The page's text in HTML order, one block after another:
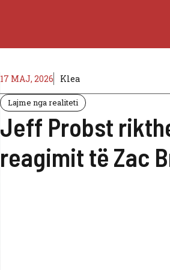
17 MAJ, 2026 Klea
Lajme nga realiteti
Jeff Probst
reagimit të Zac